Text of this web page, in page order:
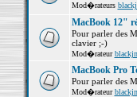
Mod�rateurs
MacBook 12"
Pour parler des
clavier ;-)
Mod�rateur
MacBook Pro
Pour parler des
Mod�rateur